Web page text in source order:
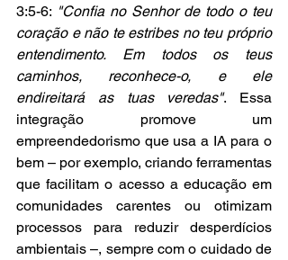
3:5-6: "Confia no Senhor de todo o teu
coração e não te estribes no teu próprio
entendimento. Em todos os teus
caminhos, reconhece-o, e ele
endireitará as tuas veredas". Essa
integração promove um
empreendedorismo que usa a IA para o
bem – por exemplo, criando ferramentas
que facilitam o acesso a educação em
comunidades carentes ou otimizam
processos para reduzir desperdícios
ambientais –, sempre com o cuidado de